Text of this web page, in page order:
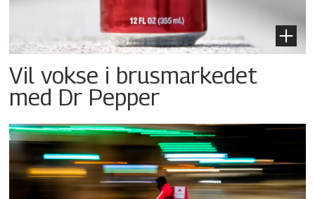
Vil vokse i brusmarkedet
med Dr Pepper